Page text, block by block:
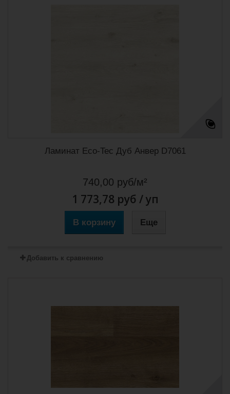
Ламинат Eco-Tec Дуб Анвер D7061
740,00 руб/м²
1 773,78 руб / уп
В корзину Еще
Добавить к сравнению